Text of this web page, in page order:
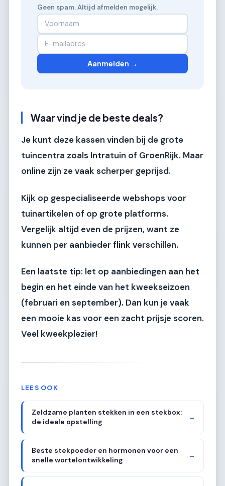
Geen spam. Altijd afmelden mogelijk.
Aanmelden →
Waar vind je de beste deals?
Je kunt deze kassen vinden bij de grote
tuincentra zoals Intratuin of GroenRijk. Maar
online zijn ze vaak scherper geprijsd.
Kijk op gespecialiseerde webshops voor
tuinartikelen of op grote platforms.
Vergelijk altijd even de prijzen, want ze
kunnen per aanbieder flink verschillen.
Een laatste tip: let op aanbiedingen aan het
begin en het einde van het kweekseizoen
(februari en september). Dan kun je vaak
een mooie kas voor een zacht prijsje scoren.
Veel kweekplezier!
LEES OOK
Zeldzame planten stekken in een stekbox:
de ideale opstelling
→
Beste stekpoeder en hormonen voor een
snelle wortelontwikkeling
→